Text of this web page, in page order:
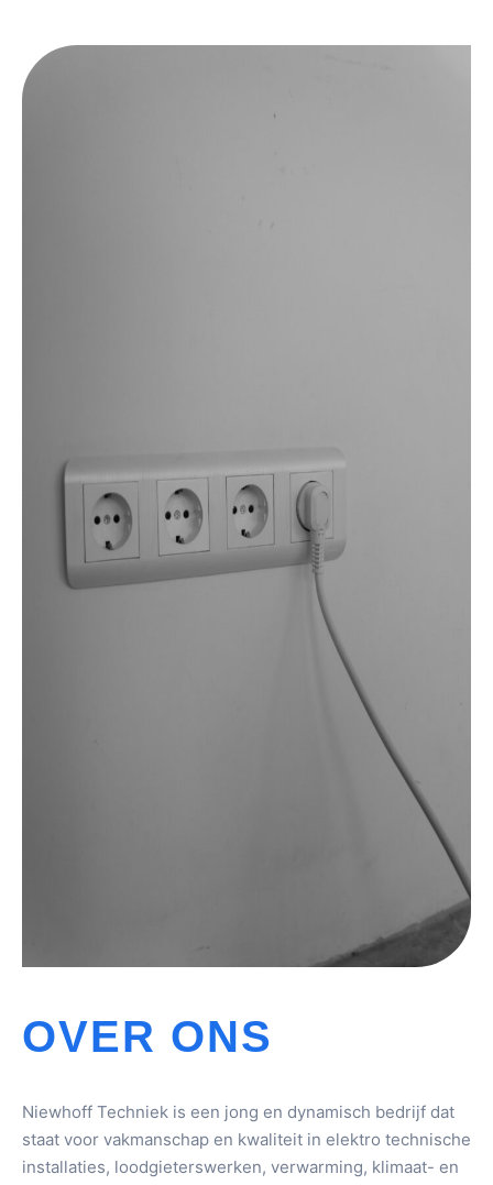
OVER ONS
Niewhoff Techniek is een jong en dynamisch bedrijf dat
staat voor vakmanschap en kwaliteit in elektro technische
installaties, loodgieterswerken, verwarming, klimaat- en